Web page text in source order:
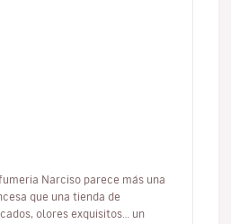
Narciso parece más una
que una tienda de
olores exquisitos… un